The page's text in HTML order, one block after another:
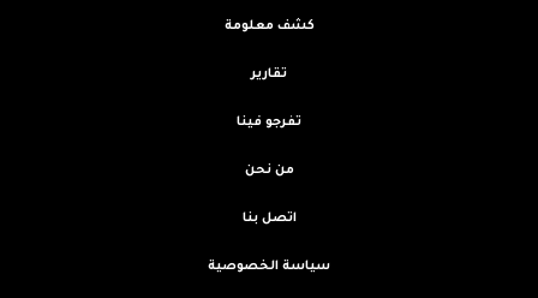
كشف معلومة
تقارير
تفرجو فينا
من نحن
اتصل بنا
سياسة الخصوصية